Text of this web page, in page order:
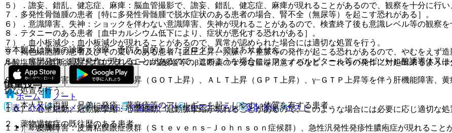
７．多発性骨髄腫の患者［特に多発性骨髄腫で脱水症状のある患者の場合、腎不全（無尿等）を起こす恐れがある］。
８．テタニーのある患者［血中カルシウム低下により、症状が悪化する恐れがある］。
９．褐色細胞腫の患者及びその疑いのある患者［血圧上昇、頻脈、不整脈等の発作が起こる恐れがあるので、やむをえず
ル酸塩等のα遮断薬及びプロプラノロール塩酸塩等のβ遮断薬の十分な量を用意するなど、これらの発作に対処出来るよう十
慎重投与
１．本人又は両親、兄弟に発疹、蕁麻疹等のアレルギーを起こしやすい体質を有する患者。
２．薬物過敏症の既往歴のある患者。
５）．譫妄、錯乱、健忘症、麻痺：脳血管撮影で、譫妄、錯乱、健忘症、麻痺が現れることがあるので、観察を十分に行い
６）．意識障害、失神：ショックを伴わない意識障害、失神が現れることがあるので、検査終了後も意識レベル等の観察
７）．血小板減少：血小板減少が現れることがあるので、異常が認められた場合には適切な処置を行う。
８）．痙攣発作：痙攣発作が現れることがあるので、このような場合にはフェノバルビタール等バルビツール酸誘導体又
９）．肝機能障害、黄疸：ＡＳＴ上昇（ＧＯＴ上昇）、ＡＬＴ上昇（ＧＰＴ上昇）、γ−ＧＴＰ上昇等を伴う肝機能障害、
切な処置を行う。
１０）．心室細動、冠動脈攣縮：心室細動、冠動脈攣縮が現れることがあるので、このような場合には必要に応じ適切な処
１１）．皮膚障害：皮膚粘膜眼症候群（Ｓｔｅｖｅｎｓ−Ｊｏｈｎｓｏｎ症候群）、急性汎発性発疹性膿疱症が現れるこ
※本製品は疾病の診断・治療・予防を目的としたプログラムではありません。
ホーム
ノート
表・計算
レジメン CTCAE 抗菌薬ガイド ERマニュアル 薬剤情報 ポスト
新規登録